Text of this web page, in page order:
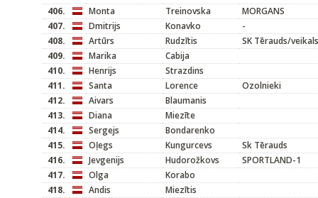
406.
Monta Treinovska
MORGANS
407.
Dmitrijs Konavko
-
408.
Artūrs Rudzītis
SK Tērauds/
409.
Marika
Cabija
410.
Henrijs
Strazdins
411.
Santa Lorence
Ozolnieki
412.
Aivars
Blaumanis
413.
Diana
Miezīte
414.
Sergejs
Bondarenko
415.
Oļegs Kungurcevs
Sk Tērauds
416.
Jevgenijs Hudorožkovs
SPORTLAND-1
417.
Olga
Korabo
418.
Andis
Miezītis